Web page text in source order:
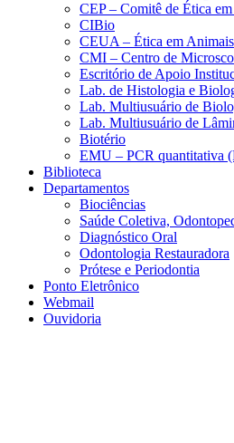
CEP – Comitê de Ética em
CIBio
CEUA – Ética em Animais
CMI – Centro de
Escritório de Apoio
Lab. de Histologia e
Lab. Multiusuário de
Lab. Multiusuário de
Biotério
EMU – PCR quantitativa
Biblioteca
Departamentos
Biociências
Saúde Coletiva,
Diagnóstico Oral
Odontologia Restauradora
Prótese e Periodontia
Ponto Eletrônico
Webmail
Ouvidoria